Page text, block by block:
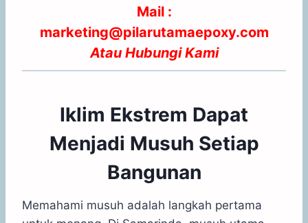
Mail :
marketing@pilarutamaepoxy.com
Atau Hubungi Kami
Iklim Ekstrem Dapat
Menjadi Musuh Setiap
Bangunan
Memahami musuh adalah langkah pertama